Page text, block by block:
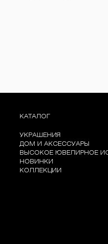
КАТАЛОГ
УКРАШЕНИЯ
ДОМ И АКСЕССУАРЫ
ВЫСОКОЕ ЮВЕЛИРНОЕ
НОВИНКИ
КОЛЛЕКЦИИ